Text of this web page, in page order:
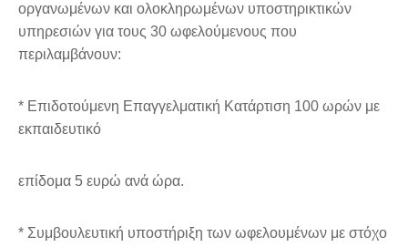
οργανωμένων και ολοκληρωμένων υποστηρικτικών
υπηρεσιών για τους 30 ωφελούμενους που
περιλαμβάνουν:
* Επιδοτούμενη Επαγγελματική Κατάρτιση 100 ωρών με
εκπαιδευτικό
επίδομα 5 ευρώ ανά ώρα.
* Συμβουλευτική υποστήριξη των ωφελουμένων με στόχο